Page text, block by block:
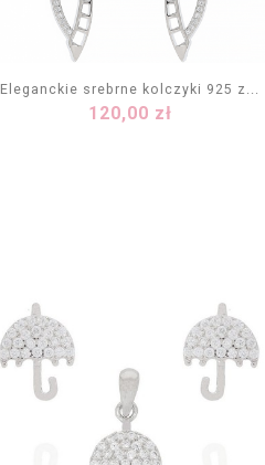
Eleganckie srebrne kolczyki 925 z...
Cena
120,00 zł
DODAJ DO KOSZYKA